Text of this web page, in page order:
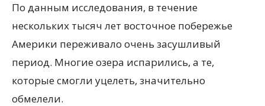
По данным исследования, в течение
нескольких тысяч лет восточное побережье
Америки переживало очень засушливый
период. Многие озера испарились, а те,
которые смогли уцелеть, значительно
обмелели.